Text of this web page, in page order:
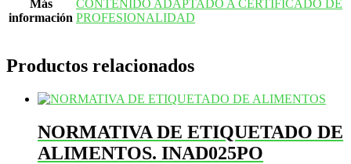
Más
información
CONTENIDO ADAPTADO A CERTIFICADO DE
PROFESIONALIDAD
Productos relacionados
NORMATIVA DE ETIQUETADO DE
ALIMENTOS. INAD025PO